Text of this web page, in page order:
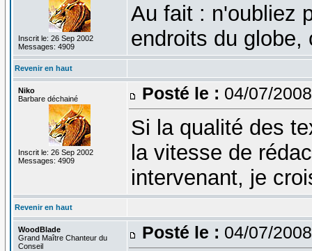
Inscrit le: 26 Sep 2002
Messages: 4909
Au fait : n'oubliez
endroits du
Revenir en haut
Niko
Barbare déchainé
Inscrit le: 26 Sep 2002
Messages: 4909
Posté le : 04/07/
Si la qualité des
la vitesse de
intervenant, je
Revenir en haut
WoodBlade
Grand Maître Chanteur du
Conseil
Posté le : 04/07/